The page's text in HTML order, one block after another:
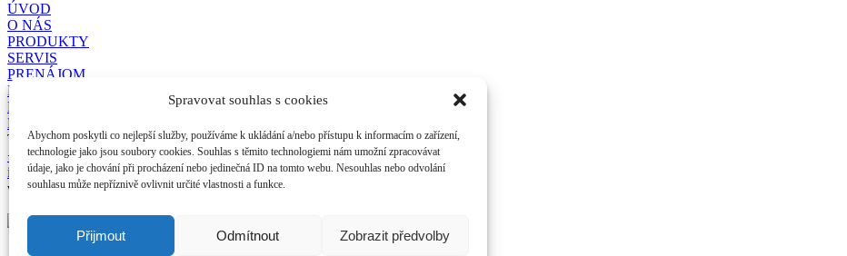
Spravovat souhlas s cookies
Abychom poskytli co nejlepší služby, používáme k ukládání a/nebo přístupu k informacím o zařízení,
technologie jako jsou soubory cookies. Souhlas s těmito technologiemi nám umožní zpracovávat
údaje, jako je chování při procházení nebo jedinečná ID na tomto webu. Nesouhlas nebo odvolání
souhlasu může nepříznivě ovlivnit určité vlastnosti a funkce.
Přijmout Odmítnout Zobrazit předvolby
ÚVOD
O NÁS
PRODUKTY
SERVIS
PRENÁJOM
FINANCOVANIE
REFERENCIE
KONTAKT
Tennant Slovenská republika s.r.o
+421 949 181 351
info@tcs-slovakia.sk
www.tennantco.sk